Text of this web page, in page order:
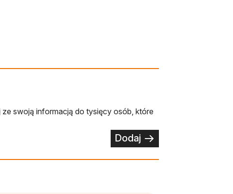
swoją informacją do tysięcy osób, które
Dodaj